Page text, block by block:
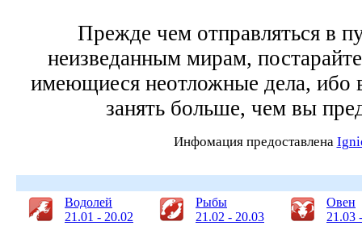
Прежде чем отправляться в
неизведанным мирам,
имеющиеся неотложные дела, ибо
занять больше, чем вы
Инфомация предоставлена
Водолей
21.01 - 20.02
Рыбы
21.02 - 20.03
Овен
21.03